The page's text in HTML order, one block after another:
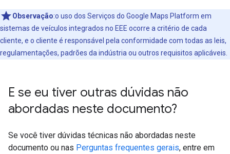
Observação:o uso dos Serviços do Google Maps Platform em
sistemas de veículos integrados no EEE ocorre a critério de cada
cliente, e o cliente é responsável pela conformidade com todas as leis,
regulamentações, padrões da indústria ou outros requisitos aplicáveis.
E se eu tiver outras dúvidas não
abordadas neste documento?
Se você tiver dúvidas técnicas não abordadas neste
documento ou nas Perguntas frequentes gerais, entre em